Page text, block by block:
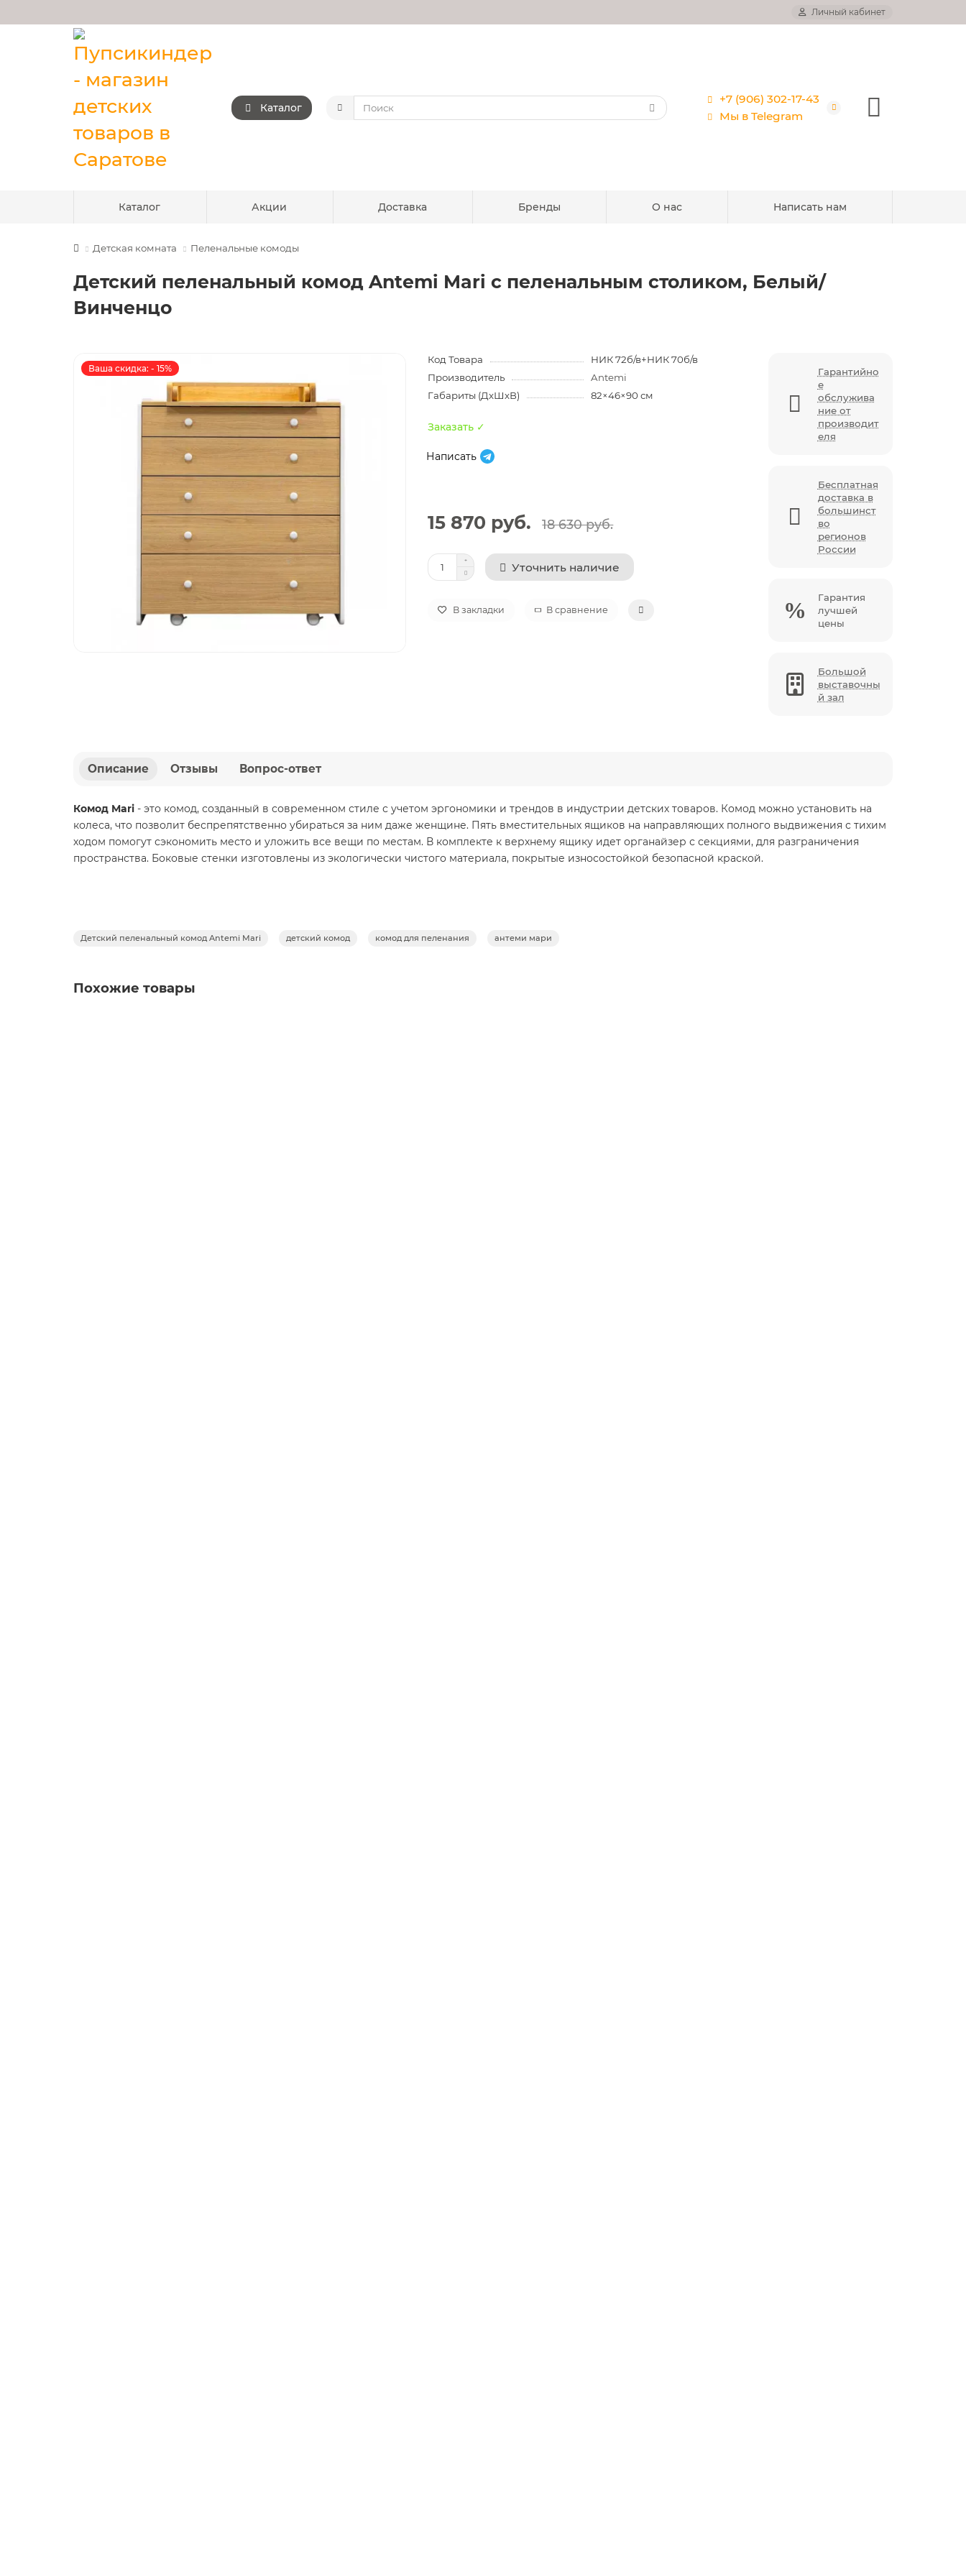
Личный кабинет
Каталог
+7 (906) 302-17-43
Мы в Telegram
Каталог Акции Доставка Бренды О нас Написать нам
Детская комната Пеленальные комоды
Детский пеленальный комод Antemi Mari с пеленальным столиком, Белый/
Винченцо
Ваша скидка: - 15%
Код Товара
НИК 72б/в+НИК 70б/в
Производитель
Antemi
Габариты (ДхШхВ)
82×46×90 см
Заказать ✓
Написать
15 870 руб. 18 630 руб.
Уточнить наличие
В закладки В сравнение
Гарантийно
е
обслужива
ние от
производит
еля
Бесплатная
доставка в
большинст
во
регионов
России
Гарантия
лучшей
цены
Большой
выставочны
й зал
Описание Отзывы Вопрос-ответ
Комод Mari - это комод, созданный в современном стиле с учетом эргономики и трендов в индустрии детских товаров. Комод можно установить на
колеса, что позволит беспрепятственно убираться за ним даже женщине. Пять вместительных ящиков на направляющих полного выдвижения с тихим
ходом помогут сэкономить место и уложить все вещи по местам. В комплекте к верхнему ящику идет органайзер с секциями, для разграничения
пространства. Боковые стенки изготовлены из экологически чистого материала, покрытые износостойкой безопасной краской.
Детский пеленальный комод Antemi Mari детский комод комод для пеленания антеми мари
Похожие товары